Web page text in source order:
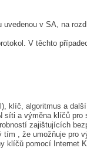
v SA, na
V těchto
klíč, algoritmus a
síti a výměna klíčů
zajištujících
, že umožňuje pro
klíčů pomocí Internet